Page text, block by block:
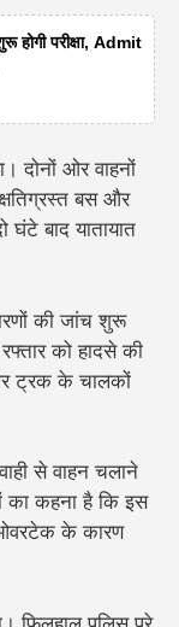
परीक्षा, Admit
दोनों ओर वाहनों
बस और
बाद यातायात
की जांच शुरू
को हादसे की
ट्रक के चालकों
से वाहन चलाने
का कहना है कि इस
के कारण